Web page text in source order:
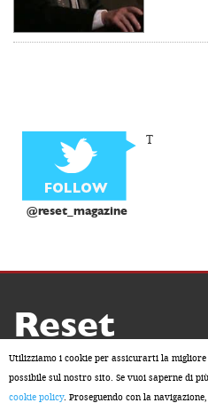
@reset_magazine
T
Reset
Utilizziamo i cookie per assicurarti la migliore
possibile sul nostro sito. Se vuoi saperne di
cookie policy. Proseguendo con la